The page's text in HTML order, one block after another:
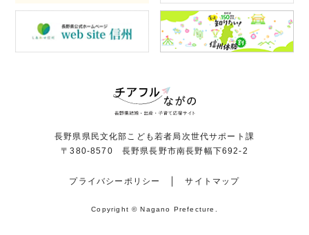
長野県県民文化部こども若者局次世代サポート課
〒380-8570 長野県長野市南長野幅下692-2
プライバシーポリシー サイトマップ
Copyright © Nagano Prefecture.